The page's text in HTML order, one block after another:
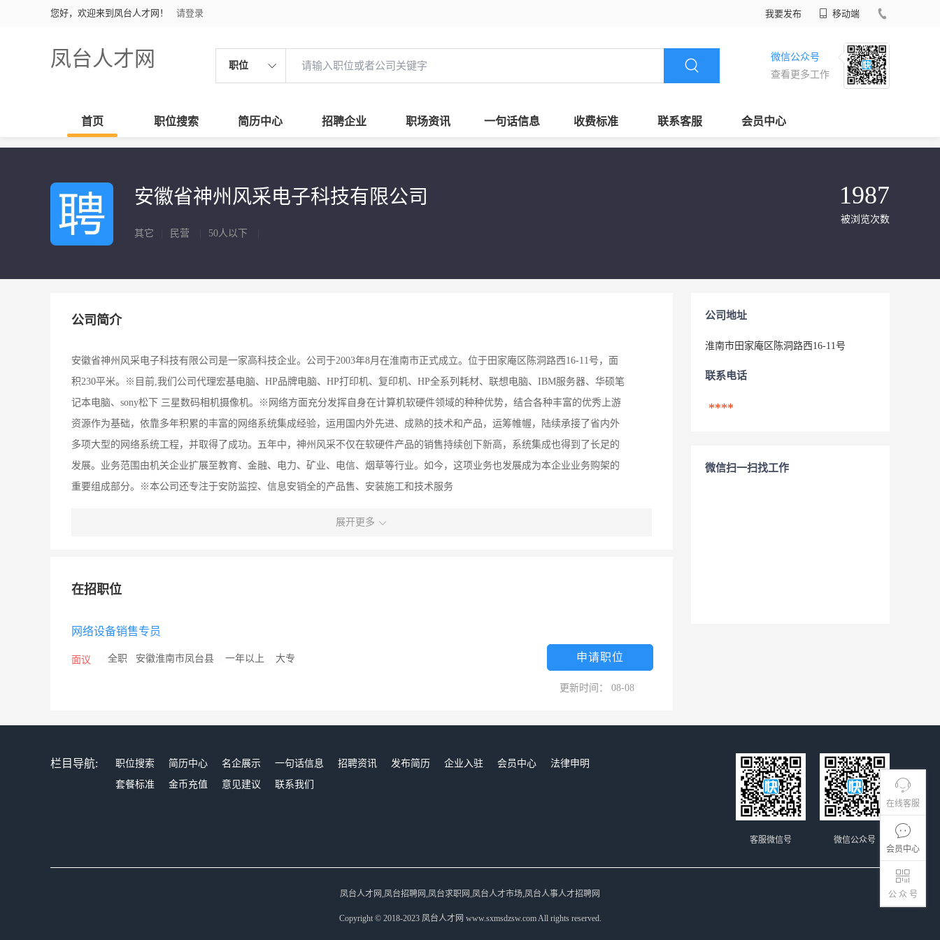
您好，欢迎来到凤台人才网！ 请登录 我要发布 移动端
凤台人才网 职位
微信公众号
查看更多工作
首页 职位搜索 简历中心 招聘企业 职场资讯 一句话信息 收费标准 联系客服 会员中心
在线客服
会员中心
公 众 号
安徽省神州风采电子科技有限公司
其它 民营 50人以下
1987
被浏览次数
公司简介
安徽省神州风采电子科技有限公司是一家高科技企业。公司于2003年8月在淮南市正式成立。位于田家庵区陈洞路西16-11号，面
积230平米。※目前,我们公司代理宏基电脑、HP品牌电脑、HP打印机、复印机、HP全系列耗材、联想电脑、IBM服务器、华硕笔
记本电脑、sony松下 三星数码相机摄像机。※网络方面充分发挥自身在计算机软硬件领域的种种优势，结合各种丰富的优秀上游
资源作为基础，依靠多年积累的丰富的网络系统集成经验，运用国内外先进、成熟的技术和产品，运筹帷幄，陆续承接了省内外
多项大型的网络系统工程，并取得了成功。五年中，神州风采不仅在软硬件产品的销售持续创下新高，系统集成也得到了长足的
发展。业务范围由机关企业扩展至教育、金融、电力、矿业、电信、烟草等行业。如今，这项业务也发展成为本企业业务购架的
重要组成部分。※本公司还专注于安防监控、信息安销全的产品售、安装施工和技术服务
展开更多
在招职位
网络设备销售专员
面议 全职 安徽淮南市凤台县 一年以上 大专 申请职位
更新时间： 08-08
公司地址
淮南市田家庵区陈洞路西16-11号
联系电话
****
微信扫一扫找工作
栏目导航: 职位搜索 简历中心 名企展示 一句话信息 招聘资讯 发布简历 企业入驻 会员中心
法律申明
套餐标准
金币充值 意见建议 联系我们
微信公众号
客服微信号
凤台人才网,凤台招聘网,凤台求职网,凤台人才市场,凤台人事人才招聘网
Copyright © 2018-2023 凤台人才网 www.sxmsdzsw.com All rights reserved.